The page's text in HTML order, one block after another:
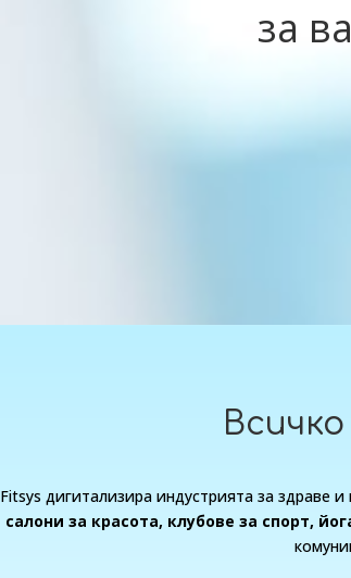
за
Fitsys дигитализира индустрията за здраве
салони за красота, клубове за спорт,